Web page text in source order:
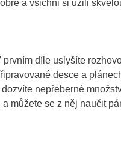
a všichni si užili
prvním díle uslyšíte
desce a
nepřeberné
můžete se z něj naučit